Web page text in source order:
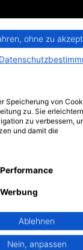
ohne zu
Speicherung von
zu. Sie
zu verbessern,
und damit die
Performance
Werbung
Ablehnen
Nein, anpassen